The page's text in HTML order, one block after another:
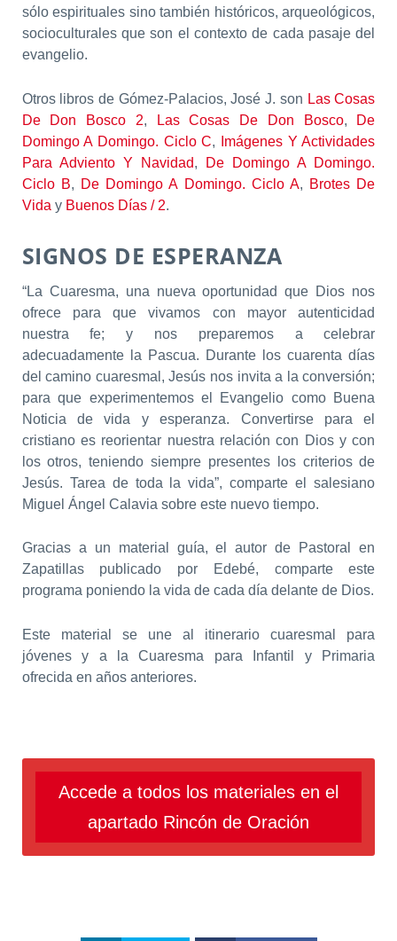
sólo espirituales sino también históricos, arqueológicos,
socioculturales que son el contexto de cada pasaje del
evangelio.
Otros libros de Gómez-Palacios, José J. son Las Cosas
De Don Bosco 2, Las Cosas De Don Bosco, De
Domingo A Domingo. Ciclo C,
Imágenes Y Actividades
Para Adviento Y Navidad,
De Domingo A Domingo.
Ciclo B, De Domingo A Domingo. Ciclo A, Brotes De
Vida y Buenos Días / 2.
SIGNOS DE ESPERANZA
“La Cuaresma, una nueva oportunidad que Dios nos
ofrece para que vivamos con mayor autenticidad
nuestra fe; y nos preparemos a celebrar
adecuadamente la Pascua. Durante los cuarenta días
del camino cuaresmal, Jesús nos invita a la conversión;
para que experimentemos el Evangelio como Buena
Noticia de vida y esperanza. Convertirse para el
cristiano es reorientar nuestra relación con Dios y con
los otros, teniendo siempre presentes los criterios de
Jesús. Tarea de toda la vida”, comparte el salesiano
Miguel Ángel Calavia sobre este nuevo tiempo.
Gracias a un material guía, el autor de Pastoral en
Zapatillas publicado por Edebé, comparte este
programa poniendo la vida de cada día delante de Dios.
Este material se une al itinerario cuaresmal para
jóvenes y a la Cuaresma para Infantil y Primaria
ofrecida en años anteriores.
Accede a todos los materiales en el
apartado Rincón de Oración